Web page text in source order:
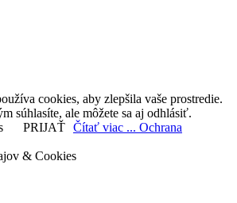
cookies, aby zlepšila vaše prostredie.
súhlasíte, ale môžete sa aj odhlásiť.
PRIJAŤ Čítať viac ... Ochrana
& Cookies